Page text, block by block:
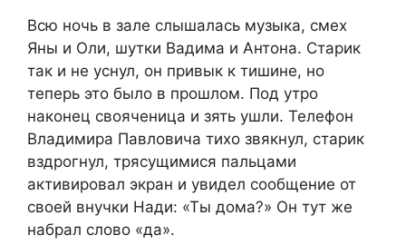
Всю ночь в зале слышалась музыка, смех
Яны и Оли, шутки Вадима и Антона. Старик
так и не уснул, он привык к тишине, но
теперь это было в прошлом. Под утро
наконец свояченица и зять ушли. Телефон
Владимира Павловича тихо звякнул, старик
вздрогнул, трясущимися пальцами
активировал экран и увидел сообщение от
своей внучки Нади: «Ты дома?» Он тут же
набрал слово «да».